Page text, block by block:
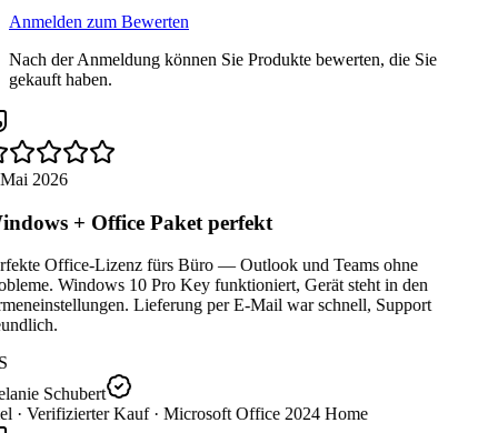
Anmelden zum Bewerten
Nach der Anmeldung können Sie Produkte bewerten, die Sie
gekauft haben.
2026
+ Office Paket perfekt
Office-Lizenz fürs Büro — Outlook und Teams ohne
Windows 10 Pro Key funktioniert, Gerät steht in den
Lieferung per E-Mail war schnell, Support
Schubert
· Verifizierter Kauf · Microsoft Office 2024 Home